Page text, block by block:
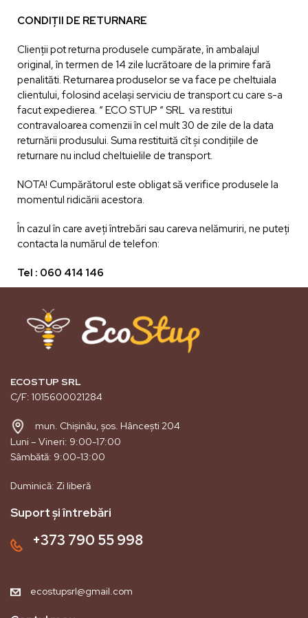
CONDIȚII DE RETURNARE
Clienții pot returna produsele cumpărate, în ambalajul
original, în termen de 14 zile lucrătoare de la primire fară
penalităti. Returnarea produselor se va face pe cheltuiala
clientului, folosind același serviciu de transport cu care s-a
facut expedierea. “ ECO STUP “ SRL va restitui
contravaloarea comenzii în cel mult 30 de zile de la data
returnării produsului. Suma restituită cît și condițiile de
returnare nu includ cheltuielile de transport.
NOTA! Cumpărătorul este obligat să verifice produsele la
momentul ridicării acestora.
În cazul în care aveţi întrebări sau careva nelămuriri, ne puteți
contacta la numărul de telefon:
Tel : 060 414 146
ECOSTUP SRL
C/F: 1015600021284
mun. Chișinău, șos. Hâncești 204
Luni – Vineri: 9:00-17:00
Sâmbătă: 9:00-13:00
Duminică: Zi liberă
Suport și întrebări
+373 790 55 998
ecostupsrl@gmail.com